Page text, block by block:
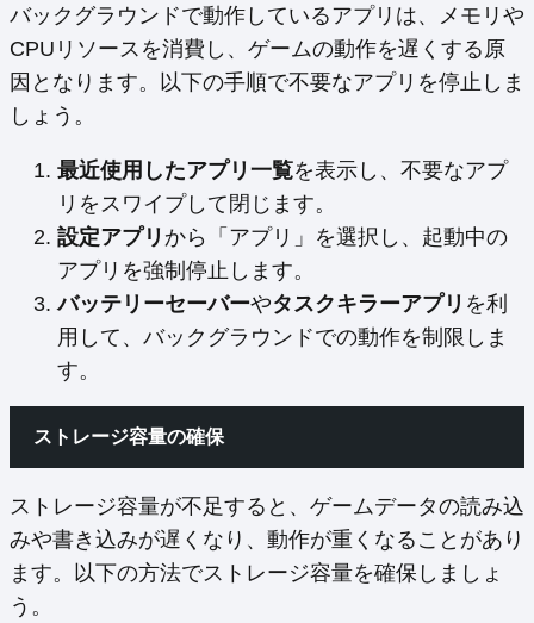
バックグラウンドで動作しているアプリは、メモリや
CPUリソースを消費し、ゲームの動作を遅くする原
因となります。以下の手順で不要なアプリを停止しま
しょう。
最近使用したアプリ一覧を表示し、不要なアプ
リをスワイプして閉じます。
設定アプリ から「アプリ」を選択し、起動中の
アプリを強制停止します。
バッテリーセーバーやタスクキラーアプリ を利
用して、バックグラウンドでの動作を制限しま
す。
ストレージ容量の確保
ストレージ容量が不足すると、ゲームデータの読み込
みや書き込みが遅くなり、動作が重くなることがあり
ます。以下の方法でストレージ容量を確保しましょ
う。